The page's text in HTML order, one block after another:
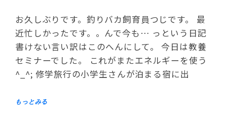
お久しぶりです。釣りバカ飼育員つじです。 最
近忙しかったです。。んで今も… っという日記
書けない言い訳はこのへんにして。 今日は教養
セミナーでした。 これがまたエネルギーを使う
^_^; 修学旅行の小学生さんが泊まる宿に出